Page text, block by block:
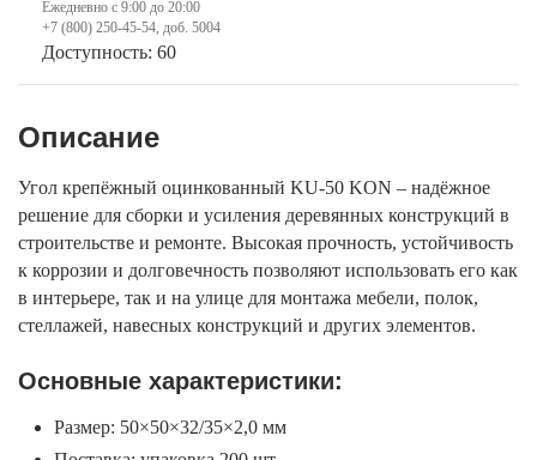
Ежедневно с 9:00 до 20:00
+7 (800) 250-45-54, доб. 5004
Доступность: 60
Описание
Угол крепёжный оцинкованный KU-50 KON – надёжное
решение для сборки и усиления деревянных конструкций в
строительстве и ремонте. Высокая прочность, устойчивость
к коррозии и долговечность позволяют использовать его как
в интерьере, так и на улице для монтажа мебели, полок,
стеллажей, навесных конструкций и других элементов.
Основные характеристики:
Размер: 50×50×32/35×2,0 мм